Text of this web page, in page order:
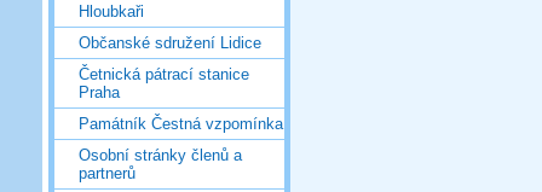
Hloubkaři
Občanské sdružení Lidice
Četnická pátrací stanice
Praha
Památník Čestná vzpomínka
Osobní stránky členů a
partnerů